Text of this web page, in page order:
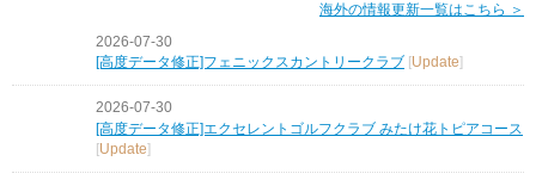
海外の情報更新一覧はこちら ＞
2026-07-30
[高度データ修正]フェニックスカントリークラブ
Update
2026-07-30
[高度データ修正]エクセレントゴルフクラブ みたけ花トピアコース
[Update]